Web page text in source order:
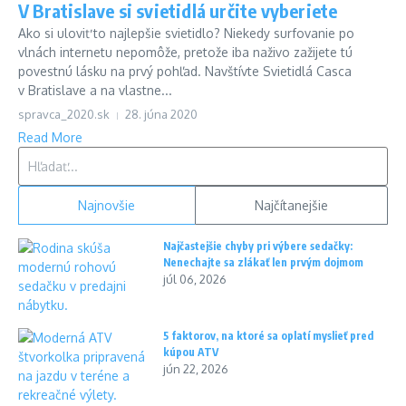
V Bratislave si svietidlá určite vyberiete
Ako si uloviť to najlepšie svietidlo? Niekedy surfovanie po
vlnách internetu nepomôže, pretože iba naživo zažijete tú
povestnú lásku na prvý pohľad. Navštívte Svietidlá Casca
v Bratislave a na vlastne...
spravca_2020.sk 28. júna 2020
Read More
Najnovšie Najčítanejšie
Najčastejšie chyby pri výbere sedačky:
Nenechajte sa zlákať len prvým dojmom
júl 06, 2026
5 faktorov, na ktoré sa oplatí myslieť pred
kúpou ATV
jún 22, 2026